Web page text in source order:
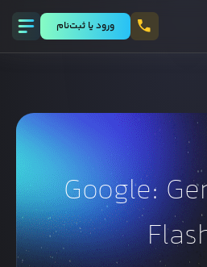
ورود يا ثبت‌نام
Google: